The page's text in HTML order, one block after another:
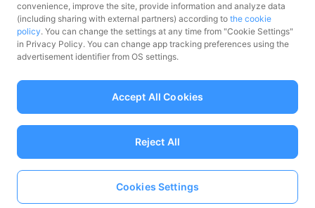
報道関係者様専用お問い
合わせ
株主・投資家様専用お問
資金移動業者 関東財務局長第00068号、前払式支払手段（第三者型）発行
convenience, improve the site, provide information and analyze data
(including sharing with external partners) according to the cookie
policy. You can change the settings at any time from "Cookie Settings"
in Privacy Policy. You can change app tracking preferences using the
advertisement identifier from OS settings.
Cookies Settings
Reject All
Accept All Cookies